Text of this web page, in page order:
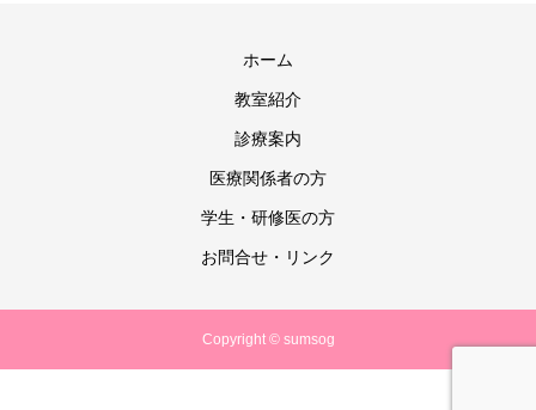
ホーム
教室紹介
診療案内
医療関係者の方
学生・研修医の方
お問合せ・リンク
Copyright © sumsog